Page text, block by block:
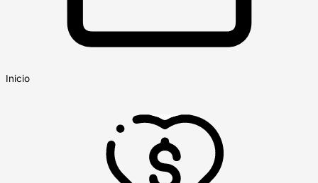
Inicio